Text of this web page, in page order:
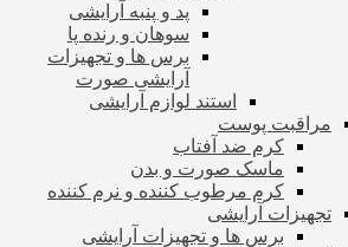
پد و پنبه آرایشی
سوهان و رنده پا
برس ها و تجهیزات
آرایشی صورت
استند لوازم آرایشی
مراقبت پوست
کرم ضد آفتاب
ماسک صورت و بدن
کرم مرطوب کننده و نرم کننده
تجهیزات آرایشی
برس ها و تجهیزات آرایشی